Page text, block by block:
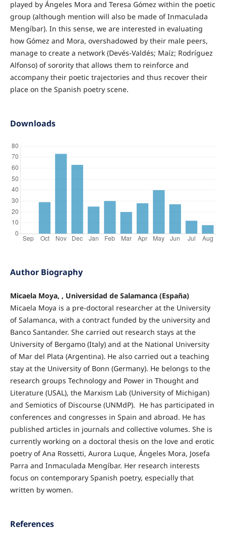
played by Ángeles Mora and Teresa Gómez within the poetic
group (although mention will also be made of Inmaculada
Mengíbar). In this sense, we are interested in evaluating
how Gómez and Mora, overshadowed by their male peers,
manage to create a network (Devés-Valdés; Maíz; Rodríguez
Alfonso) of sorority that allows them to reinforce and
accompany their poetic trajectories and thus recover their
place on the Spanish poetry scene.
Downloads
Author Biography
Micaela Moya, , Universidad de Salamanca (España)
Micaela Moya is a pre-doctoral researcher at the University
of Salamanca, with a contract funded by the university and
Banco Santander. She carried out research stays at the
University of Bergamo (Italy) and at the National University
of Mar del Plata (Argentina). He also carried out a teaching
stay at the University of Bonn (Germany). He belongs to the
research groups Technology and Power in Thought and
Literature (USAL), the Marxism Lab (University of Michigan)
and Semiotics of Discourse (UNMdP). He has participated in
conferences and congresses in Spain and abroad. He has
published articles in journals and collective volumes. She is
currently working on a doctoral thesis on the love and erotic
poetry of Ana Rossetti, Aurora Luque, Ángeles Mora, Josefa
Parra and Inmaculada Mengíbar. Her research interests
focus on contemporary Spanish poetry, especially that
written by women.
References